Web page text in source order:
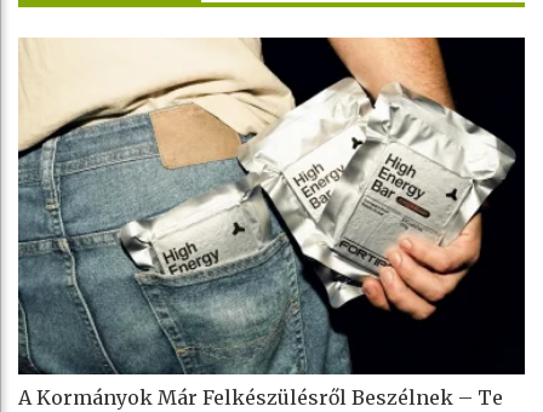
A Kormányok Már Felkészülésről Beszélnek – Te